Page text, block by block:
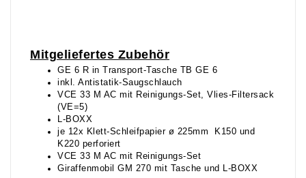
Mitgeliefertes Zubehör
GE 6 R in Transport-Tasche TB GE 6
inkl. Antistatik-Saugschlauch
VCE 33 M AC mit Reinigungs-Set, Vlies-Filtersack
(VE=5)
L-BOXX
je 12x Klett-Schleifpapier ø 225mm K150 und
K220 perforiert
VCE 33 M AC mit Reinigungs-Set
Giraffenmobil GM 270 mit Tasche und L-BOXX